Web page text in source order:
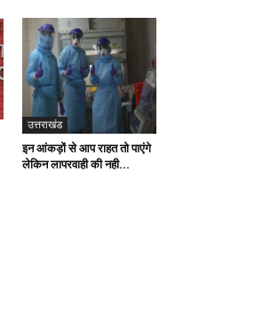
उत्तराखंड
इन आंकड़ों से आप राहत तो पाएंगे
लेकिन लापरवाही की नही...